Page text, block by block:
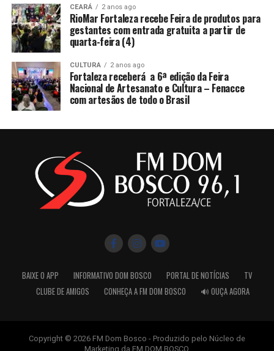
CEARÁ 2 anos ago
RioMar Fortaleza recebe Feira de produtos para
gestantes com entrada gratuita a partir de
quarta-feira (4)
CULTURA 2 anos ago
Fortaleza receberá a 6ª edição da Feira
Nacional de Artesanato e Cultura – Fenacce
com artesãos de todo o Brasil
BAIXE O APP INFORMATIVO DOM BOSCO PORTAL DE NOTÍCIAS
TV
CLUBE DE AMIGOS
CONHEÇA A FM DOM BOSCO 🔊 OUÇA AGORA
Copyright © 2026 FM Dom Bosco - Produzido pelo Núcleo de
Marketing da FM DOM BOSCO